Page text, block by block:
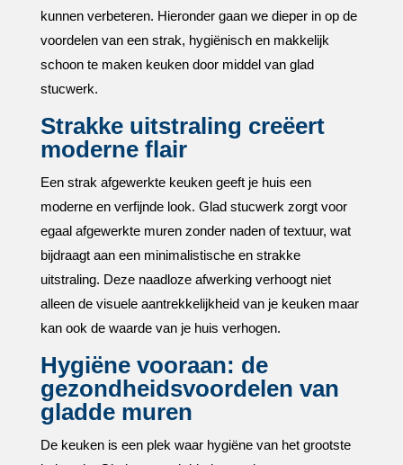
kunnen verbeteren.​ Hieronder gaan we dieper in op de
voordelen van een strak, hygiënisch en makkelijk
schoon te maken keuken door middel van glad
stucwerk.​
Strakke uitstraling creëert
moderne flair
Een strak afgewerkte keuken geeft je huis een
moderne en verfijnde look.​ Glad stucwerk zorgt voor
egaal afgewerkte muren zonder naden of textuur, wat
bijdraagt aan een minimalistische en strakke
uitstraling.​ Deze naadloze afwerking verhoogt niet
alleen de visuele aantrekkelijkheid van je keuken maar
kan ook de waarde van je huis verhogen.​
Hygiëne vooraan: de
gezondheidsvoordelen van
gladde muren
De keuken is een plek waar hygiëne van het grootste